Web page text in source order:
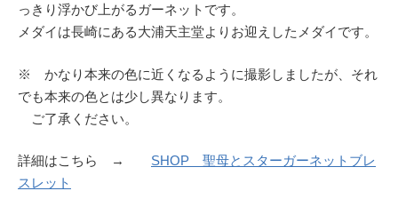
っきり浮かび上がるガーネットです。
メダイは長崎にある大浦天主堂よりお迎えしたメダイです。
※ かなり本来の色に近くなるように撮影しましたが、それ
でも本来の色とは少し異なります。
ご了承ください。
詳細はこちら → SHOP 聖母とスターガーネットブレ
スレット